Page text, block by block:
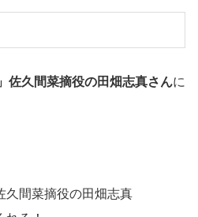
佐久間菜摘役の田畑志真さんに
久間菜摘役の田畑志真